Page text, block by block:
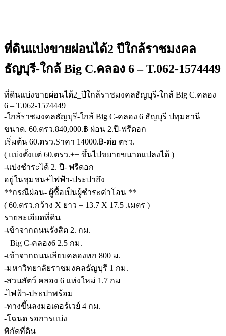
ที่ดินแบ่งขายผ่อนได้2 ปีใกล้ราชมงคล
ธัญบุรี-ใกล้ Big C.คลอง 6 – T.062-1574449
ที่ดินแบ่งขายผ่อนได้2_ปีใกล้ราชมงคลธัญบุรี-ใกล้ Big C.คลอง
6 – T.062-1574449
-ใกล้ราชมงคลธัญบุรี-ใกล้ Big C-คลอง 6 ธัญบุรี ปทุมธานี
ขนาด. 60.ตรว.840,000.฿ ผ่อน 2.ปี-ฟรีดอก
เริ่มต้น 60.ตรว.Sาคา 14000.฿-ต่อ ตรว.
( แบ่งตั้งแต่ 60.ตรว.++ ขึ้นไปขยายขนาดแปลงได้ )
-แบ่งชำระได้ 2. ปี- ฟรีดอก
อยู่ในชุมชน+ไฟฟ้า-ประปาถึง
**กรณีผ่อน- ผู้ซื้อเป็นผู้ชำระค่าโอน **
( 60.ตรว.กว้าง X ยาว = 13.7 X 17.5 .เมตร )
รายละเอียดที่ดิน
-เข้าจากถนนรังสิต 2. กม.
– Big C-คลอง6 2.5 กม.
-เข้าจากถนนเลียบคลองหก 800 ม.
-มหาวิทยาลัยราชมงคลธัญบุรี 1 กม.
-สวนสัตว์ คลอง 6 แห่งใหม่ 1.7 กม
-ไฟฟ้า-ประปาพร้อม
-ทางขึ้นลงมอเตอร์เวย์ 4 กม.
-โฉนด รอการแบ่ง
พิกัดที่ดิน